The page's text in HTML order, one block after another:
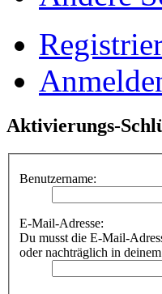
Aktivierungs-
Benutzername:
E-Mail-Adresse:
Du musst die E-Mail-
oder nachträglich in